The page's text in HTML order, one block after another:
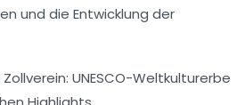
und die Entwicklung der
UNESCO-Weltkulturerbe